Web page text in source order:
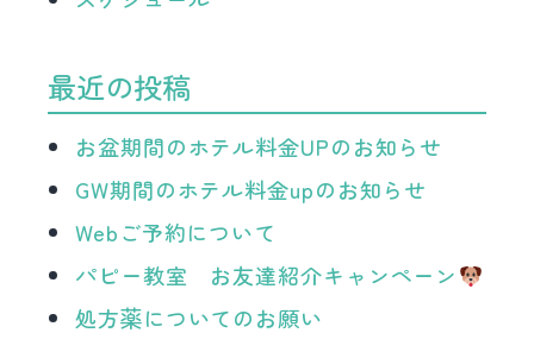
最近の投稿
お盆期間のホテル料金UPのお知らせ
GW期間のホテル料金upのお知らせ
Webご予約について
パピー教室 お友達紹介キャンペーン
処方薬についてのお願い